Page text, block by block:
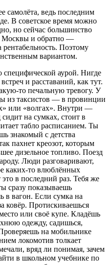
самолёта, ведь последним
В советское время можно
но сейчас большинство
Москвы и обратно —
Поэтому
вариантом.
специфической аурой. Нигде
и расставаний, как тут.
то печальную тревогу. У
из таксистов — в провинции
или «волгах». Внутри —
на сумках, стоит в
табло расписанием. Ты
знакомый с детства
пахнет креозот, которым
дизельное топливо. Поезд
Люди разговаривают,
каких-то влюблённых
в последний раз. Тебя же
сразу показываешь
в вагон. Если сумка на
ковёр. Протискиваешься
или своё купе. Кладёшь
одежду, садишься,
на мобильнике
локомотив толкает
вряд ли понимая, зачем
в школьном учебнике по